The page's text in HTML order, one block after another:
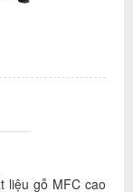
liệu gỗ MFC cao